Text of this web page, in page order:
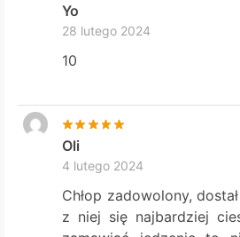
Yo
28 lutego 2024
10
Oli
4 lutego 2024
Chłop zadowolony,
z niej się najbardziej